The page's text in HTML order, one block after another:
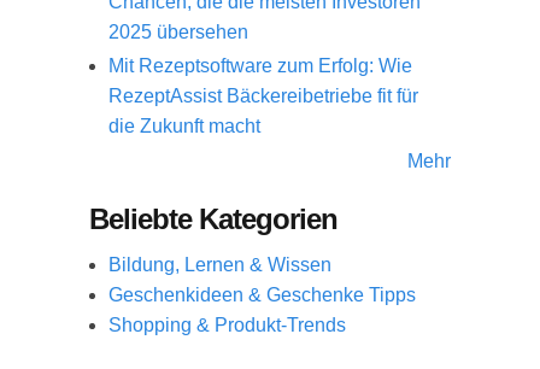
2025 übersehen
Mit Rezeptsoftware zum Erfolg: Wie
RezeptAssist Bäckereibetriebe fit für
die Zukunft macht
Mehr
Beliebte Kategorien
Bildung, Lernen & Wissen
Geschenkideen & Geschenke Tipps
Shopping & Produkt-Trends